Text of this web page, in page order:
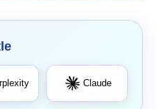
Claude